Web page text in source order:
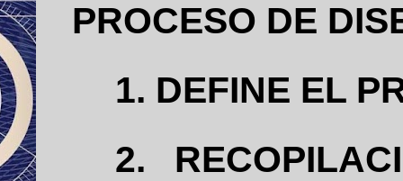
PROCESO DE
1. DEFINE
2.